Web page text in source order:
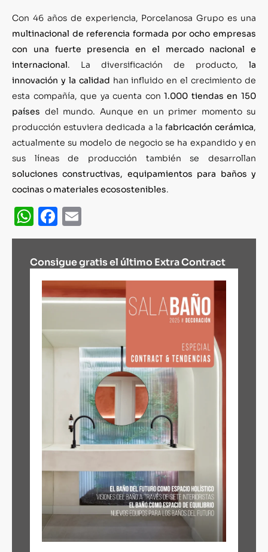
Con 46 años de experiencia, Porcelanosa Grupo es una
multinacional de referencia formada por ocho empresas
con una fuerte presencia en el mercado nacional e
internacional. La diversificación de producto, la
innovación y la calidad han influido en el crecimiento de
esta compañía, que ya cuenta con1.000 tiendas en 150
países del mundo. Aunque en un primer momento su
producción estuviera dedicada a la fabricación cerámica,
actualmente su modelo de negocio se ha expandido y en
sus líneas de producción también se desarrollan
soluciones constructivas, equipamientos para baños y
cocinas o materiales ecosostenibles.
WhatsApp
Facebook
Consigue gratis el último Extra Contract